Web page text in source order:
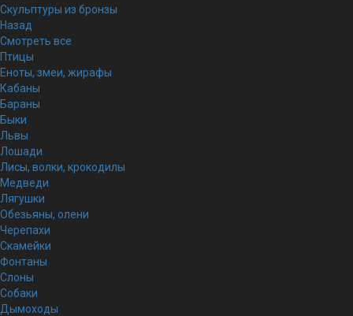
Скульптуры из бронзы
Назад
Смотреть все
Птицы
Еноты, змеи, жирафы
Кабаны
Бараны
Быки
Львы
Лошади
Лисы, волки, крокодилы
Медведи
Лягушки
Обезьяны, олени
Черепахи
Скамейки
Фонтаны
Слоны
Собаки
Дымоходы